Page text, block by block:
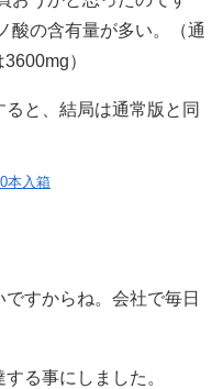
酸の含有量が多い。（通
）
と、結局は通常版と同
本入箱
すからね。会社で毎日
る事にしました。